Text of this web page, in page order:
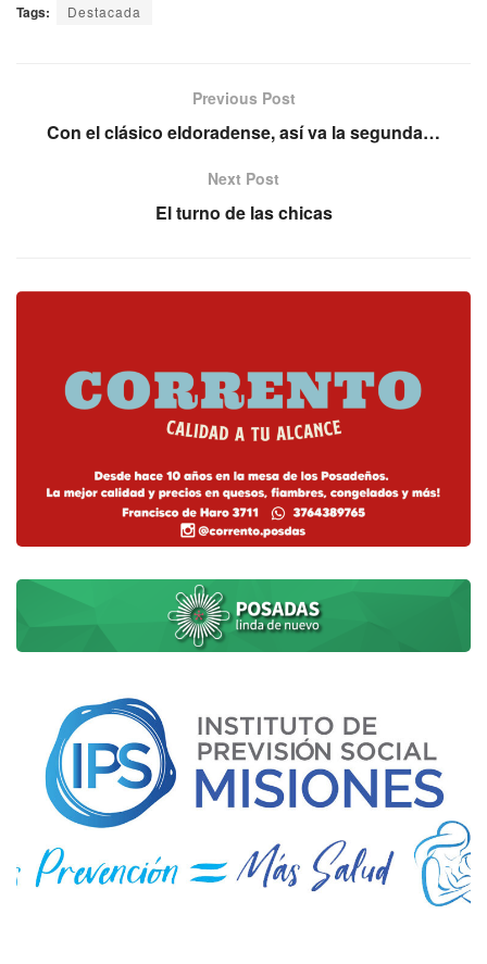
Tags: Destacada
Previous Post
Con el clásico eldoradense, así va la segunda…
Next Post
El turno de las chicas